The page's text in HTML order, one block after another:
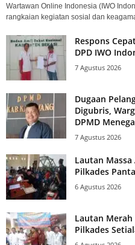
Wartawan Online Indonesia (IWO
rangkaian kegiatan sosial dan
Respons
DPD IWO
7 Agustus 2026
Dugaan
Digubris,
DPMD
7 Agustus 2026
Lautan
Pilkades
6 Agustus 2026
Lautan
Pilkades